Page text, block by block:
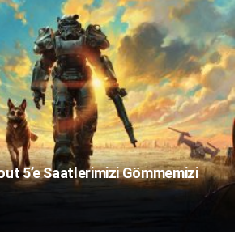
5’e Saatlerimizi Gömmemizi